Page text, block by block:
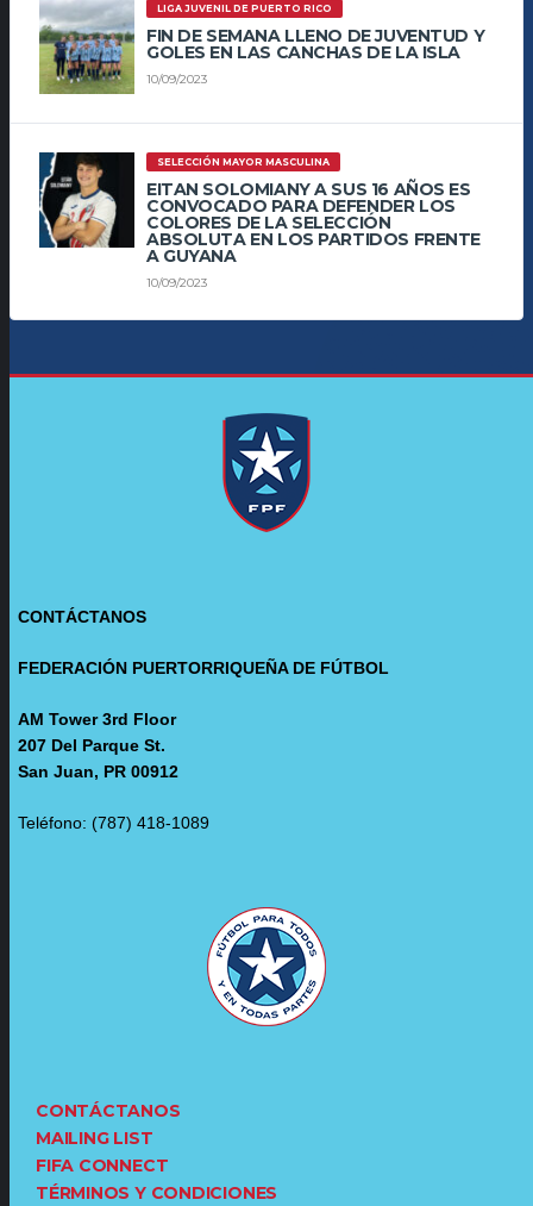
LIGA JUVENIL DE PUERTO RICO
FIN DE SEMANA LLENO DE JUVENTUD Y
GOLES EN LAS CANCHAS DE LA ISLA
10/09/2023
SELECCIÓN MAYOR MASCULINA
EITAN SOLOMIANY A SUS 16 AÑOS ES
CONVOCADO PARA DEFENDER LOS
COLORES DE LA SELECCIÓN
ABSOLUTA EN LOS PARTIDOS FRENTE
A GUYANA
10/09/2023
CONTÁCTANOS
FEDERACIÓN PUERTORRIQUEÑA DE FÚTBOL
AM Tower 3rd Floor
207 Del Parque St.
San Juan, PR 00912
Teléfono: (787) 418-1089
CONTÁCTANOS
MAILING LIST
FIFA CONNECT
TÉRMINOS Y CONDICIONES